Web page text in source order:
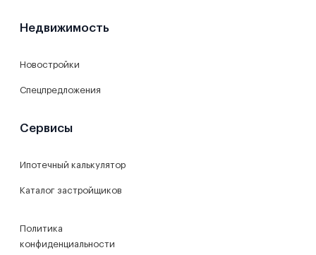
Недвижимость
Новостройки
Спецпредложения
Сервисы
Ипотечный калькулятор
Каталог застройщиков
Политика
конфиденциальности